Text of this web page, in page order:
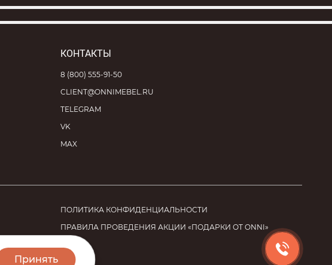
КОНТАКТЫ
8 (800) 555-91-50
CLIENT@ONNIMEBEL.RU
TELEGRAM
VK
MAX
ПОЛИТИКА КОНФИДЕНЦИАЛЬНОСТИ
ПРАВИЛА ПРОВЕДЕНИЯ АКЦИИ «ПОДАРКИ ОТ ONNI»
Принять